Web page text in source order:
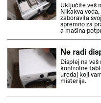
Uključite veš
Nikakva
zaboravila
spremno za
a mašina
Ne radi
Displej na
kontrolne
uređaj koji
misterija.